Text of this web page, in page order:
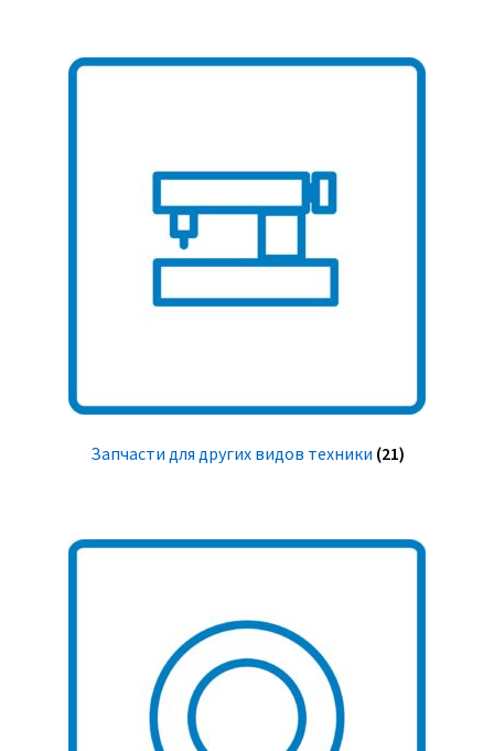
Запчасти для других видов техники (21)